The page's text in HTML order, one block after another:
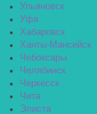
Ульяновск
Уфа
Хабаровск
Ханты-Мансийск
Чебоксары
Челябинск
Черкесск
Чита
Элиста